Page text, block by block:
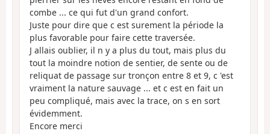
combe ... ce qui fut d'un grand confort.
Juste pour dire que c est surement la période la
plus favorable pour faire cette traversée.
J allais oublier, il n y a plus du tout, mais plus du
tout la moindre notion de sentier, de sente ou de
reliquat de passage sur tronçon entre 8 et 9, c 'est
vraiment la nature sauvage ... et c est en fait un
peu compliqué, mais avec la trace, on s en sort
évidemment.
Encore merci